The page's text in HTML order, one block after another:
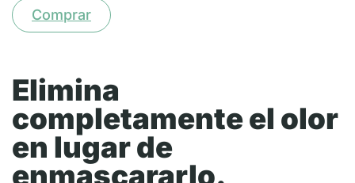
Elimina
completamente el olor
en lugar de
enmascararlo.
Comprar